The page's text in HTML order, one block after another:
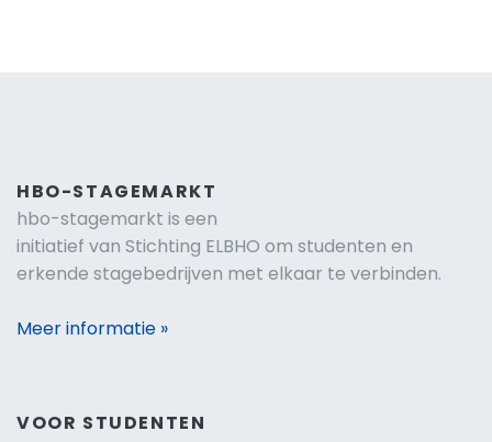
HBO-STAGEMARKT
hbo-stagemarkt is een
initiatief van Stichting ELBHO om studenten en
erkende stagebedrijven met elkaar te verbinden.
Meer informatie »
VOOR STUDENTEN